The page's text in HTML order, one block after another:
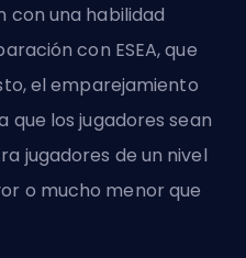
con una habilidad
con ESEA, que
el emparejamiento
que los jugadores sean
jugadores de un nivel
o mucho menor que